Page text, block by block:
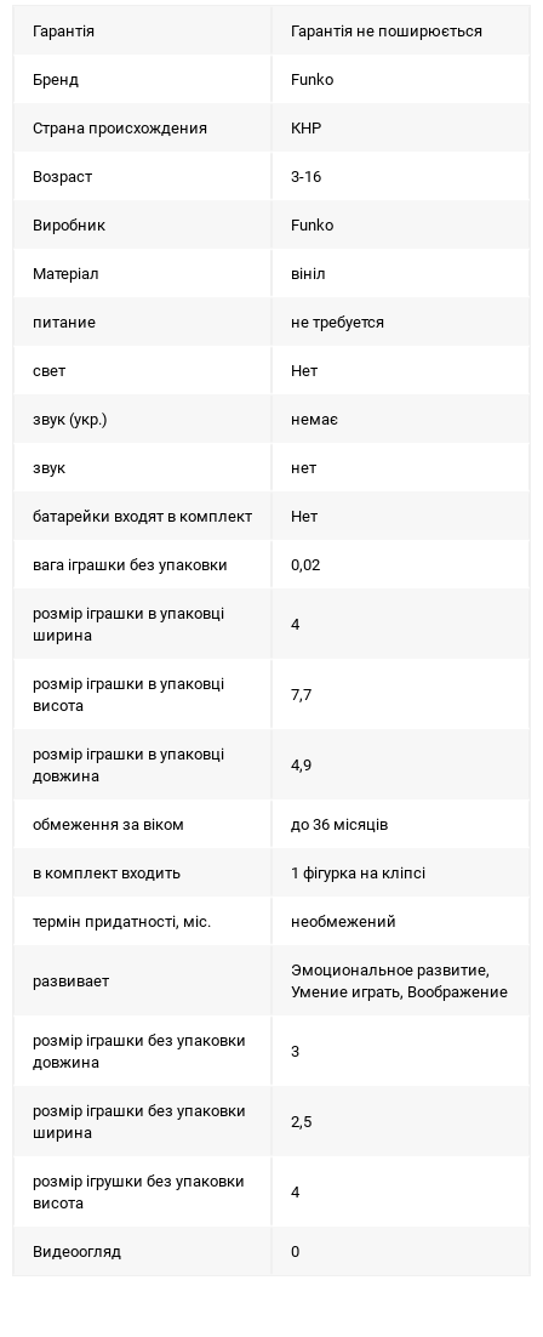
Гарантія Гарантія не поширюється
Бренд Funko
Страна происхождения КНР
Возраст 3-16
Виробник Funko
Матеріал вініл
питание не требуется
свет Нет
звук (укр.) немає
звук нет
батарейки входят в комплект Нет
вага іграшки без упаковки 0,02
розмір іграшки в упаковці
ширина
4
розмір іграшки в упаковці
висота
7,7
розмір іграшки в упаковці
довжина
4,9
обмеження за віком до 36 місяців
в комплект входить 1 фігурка на кліпсі
термін придатності, міс. необмежений
развивает
Эмоциональное развитие,
Умение играть, Воображение
розмір іграшки без упаковки
довжина
3
розмір іграшки без упаковки
ширина
2,5
розмір ігрушки без упаковки
висота
4
Видеоогляд 0